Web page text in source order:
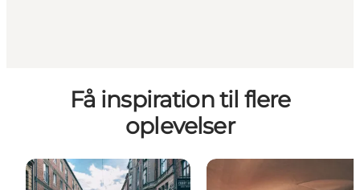
Få inspiration til flere
oplevelser